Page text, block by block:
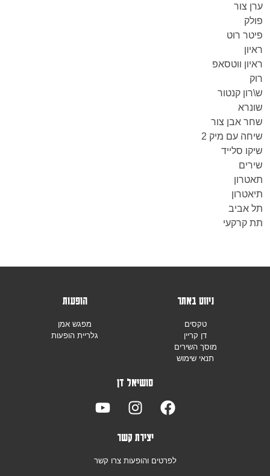
ערן צור
פולק
פיטר רוט
ראיון
ראיון ווטסאפ
רוק
ש\רון קנטור
שונרא
שחר אבן צור
שיחה עם מיק 2
שיקו סלייד
שירים
תאטרון
תיאטרון
תל אביב
תת קרקעי
ניווט באתר
טקסים
דן קריין
מוסך השירים
תנאי שימוש
הופעות
מפגש אמן
גלריית הופעות
סושיאל דן
יצירת קשר
לפרטים והופעות צרו קשר